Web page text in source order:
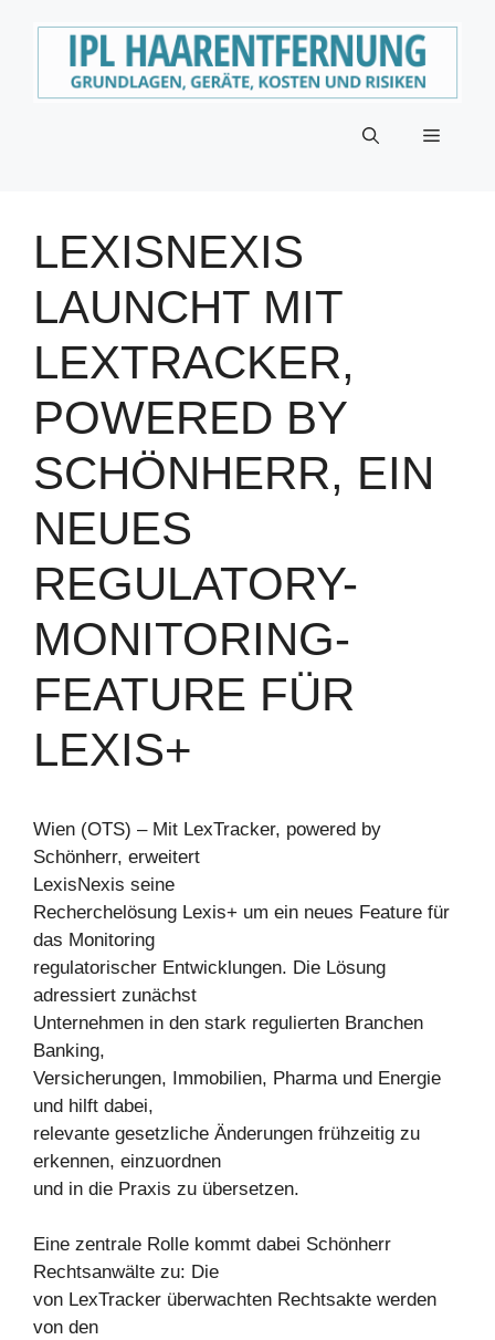
Menü
LEXISNEXIS
LAUNCHT MIT
LEXTRACKER,
POWERED BY
SCHÖNHERR, EIN
NEUES
REGULATORY-
MONITORING-
FEATURE FÜR
LEXIS+
Wien (OTS) – Mit LexTracker, powered by
Schönherr, erweitert
LexisNexis seine
Recherchelösung Lexis+ um ein neues Feature für
das Monitoring
regulatorischer Entwicklungen. Die Lösung
adressiert zunächst
Unternehmen in den stark regulierten Branchen
Banking,
Versicherungen, Immobilien, Pharma und Energie
und hilft dabei,
relevante gesetzliche Änderungen frühzeitig zu
erkennen, einzuordnen
und in die Praxis zu übersetzen.
Eine zentrale Rolle kommt dabei Schönherr
Rechtsanwälte zu: Die
von LexTracker überwachten Rechtsakte werden
von den